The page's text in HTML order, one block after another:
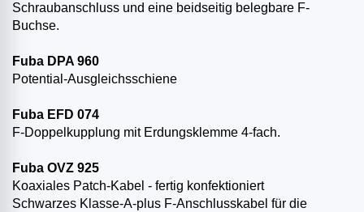
Schraubanschluss und eine beidseitig belegbare F-
Buchse.
Fuba DPA 960
Potential-Ausgleichsschiene
Fuba EFD 074
F-Doppelkupplung mit Erdungsklemme 4-fach.
Fuba OVZ 925
Koaxiales Patch-Kabel - fertig konfektioniert
Schwarzes Klasse-A-plus F-Anschlusskabel für die